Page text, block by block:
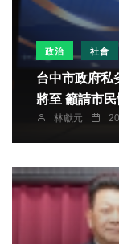
政治 社會
台中市政府私
將至 籲請
林獻元